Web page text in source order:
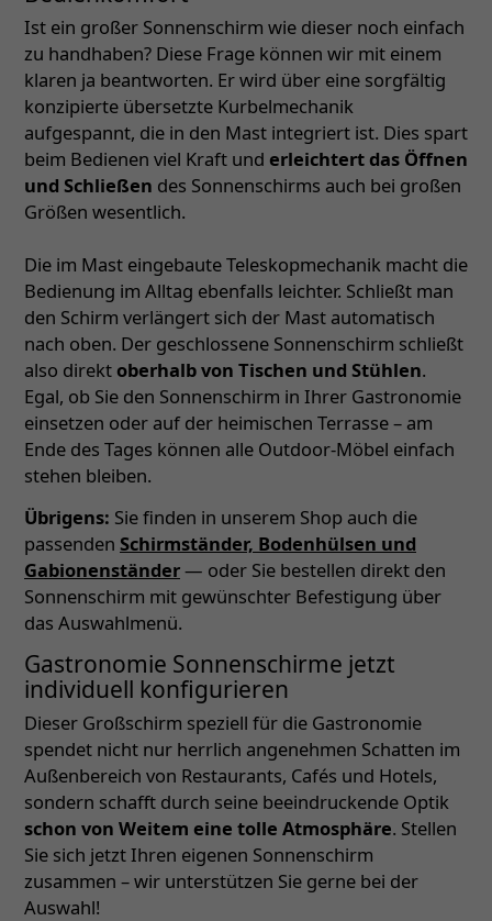
Ist ein großer Sonnenschirm wie dieser noch einfach
zu handhaben? Diese Frage können wir mit einem
klaren ja beantworten. Er wird über eine sorgfältig
konzipierte übersetzte Kurbelmechanik
aufgespannt, die in den Mast integriert ist. Dies spart
beim Bedienen viel Kraft und erleichtert das Öffnen
und Schließen des Sonnenschirms auch bei großen
Größen wesentlich.
Die im Mast eingebaute Teleskopmechanik macht die
Bedienung im Alltag ebenfalls leichter. Schließt man
den Schirm verlängert sich der Mast automatisch
nach oben. Der geschlossene Sonnenschirm schließt
also direktoberhalb von Tischen und Stühlen.
Egal, ob Sie den Sonnenschirm in Ihrer Gastronomie
einsetzen oder auf der heimischen Terrasse – am
Ende des Tages können alle Outdoor-Möbel einfach
stehen bleiben.
Übrigens: Sie finden in unserem Shop auch die
passenden Schirmständer, Bodenhülsen und
Gabionenständer— oder Sie bestellen direkt den
Sonnenschirm mit gewünschter Befestigung über
das Auswahlmenü.
Gastronomie Sonnenschirme jetzt
individuell konfigurieren
Dieser Großschirm speziell für die Gastronomie
spendet nicht nur herrlich angenehmen Schatten im
Außenbereich von Restaurants, Cafés und Hotels,
sondern schafft durch seine beeindruckende Optik
schon von Weitem eine tolle Atmosphäre. Stellen
Sie sich jetzt Ihren eigenen Sonnenschirm
zusammen – wir unterstützen Sie gerne bei der
Auswahl!